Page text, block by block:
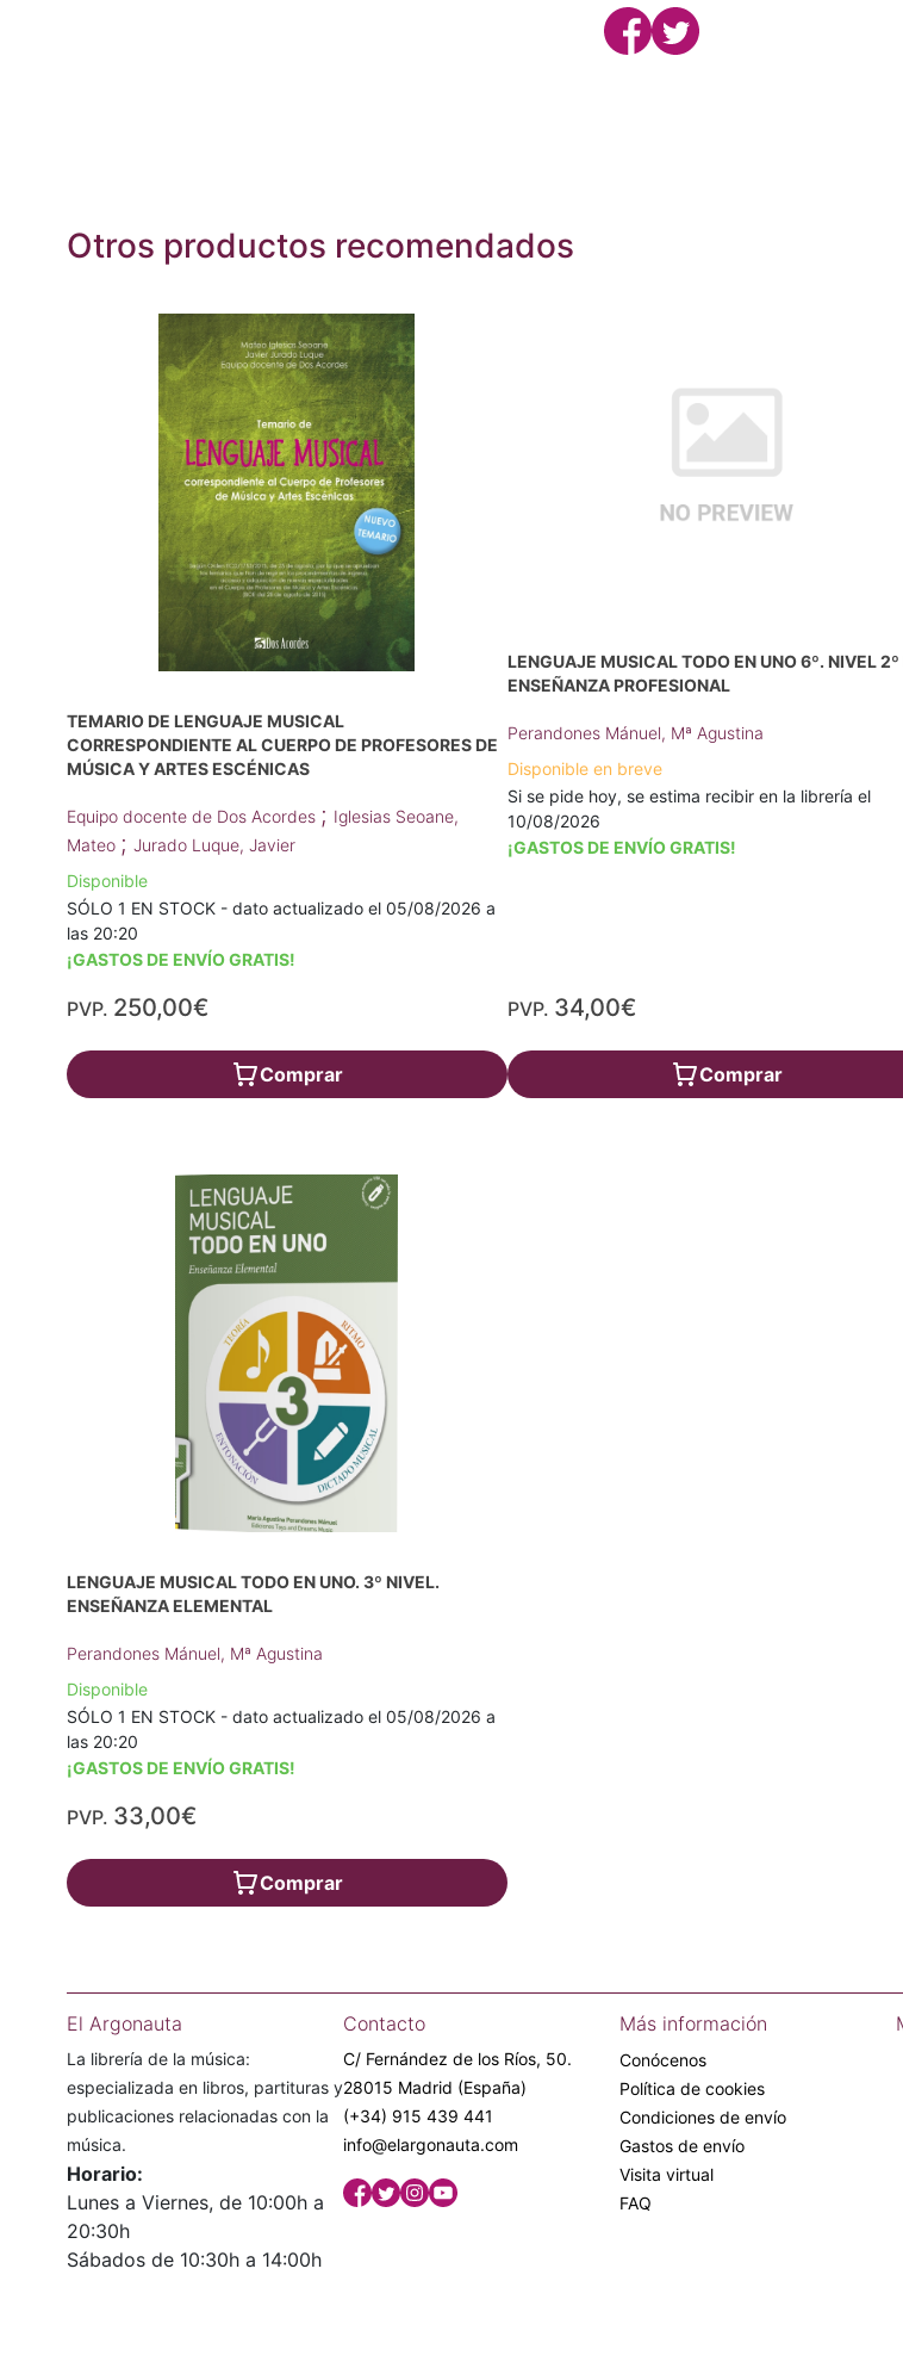
Otros productos recomendados
TEMARIO DE LENGUAJE MUSICAL
CORRESPONDIENTE AL CUERPO DE PROFESORES DE
MÚSICA Y ARTES ESCÉNICAS
Equipo docente de Dos Acordes ; Iglesias Seoane,
Mateo ; Jurado Luque, Javier
Disponible
SÓLO 1 EN STOCK - dato actualizado el 05/08/2026 a
las 20:20
¡GASTOS DE ENVÍO GRATIS!
PVP. 250,00€
Comprar
LENGUAJE MUSICAL TODO EN UNO 6º. NIVEL 2º
ENSEÑANZA PROFESIONAL
Perandones Mánuel, Mª Agustina
Disponible en breve
Si se pide hoy, se estima recibir en la librería el
10/08/2026
¡GASTOS DE ENVÍO GRATIS!
PVP. 34,00€
Comprar
LENGUAJE MUSICAL TODO EN UNO. 3º NIVEL.
ENSEÑANZA ELEMENTAL
Perandones Mánuel, Mª Agustina
Disponible
SÓLO 1 EN STOCK - dato actualizado el 05/08/2026 a
las 20:20
¡GASTOS DE ENVÍO GRATIS!
PVP. 33,00€
Comprar
El Argonauta
La librería de la música:
especializada en libros, partituras y
publicaciones relacionadas con la
música.
Horario:
Lunes a Viernes, de 10:00h a
20:30h
Sábados de 10:30h a 14:00h
Contacto
C/ Fernández de los Ríos, 50.
28015 Madrid (España)
(+34) 915 439 441
info@elargonauta.com
Más información
Conócenos
Política de cookies
Condiciones de envío
Gastos de envío
Visita virtual
FAQ